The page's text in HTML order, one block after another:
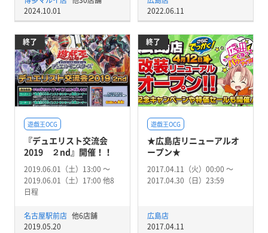
2024.10.01
2022.06.11
終了
遊戯王OCG
『デュエリスト交流会
2019 ２nd』開催！！
2019.06.01（土）13:00 〜
2019.06.01（土）17:00 他8
日程
名古屋駅前店 他6店舗
2019.05.20
終了
遊戯王OCG
★広島店リニューアルオ
ープン★
2017.04.11（火）00:00 〜
2017.04.30（日）23:59
広島店
2017.04.11